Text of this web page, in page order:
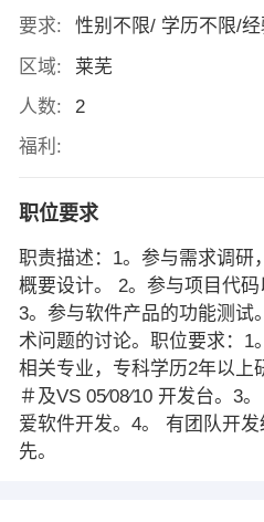
要求:
性别不限/ 学历不限/
区域:
莱芜
人数:
2
福利:
职位要求
职责描述：1。参与需求调研
概要设计。 2。参与项目代码
3。参与软件产品的功能测试
术问题的讨论。职位要求：1
相关专业，专科学历2年以上
＃及VS 05∕08∕10 开发台。3
爱软件开发。4。 有团队开
先。